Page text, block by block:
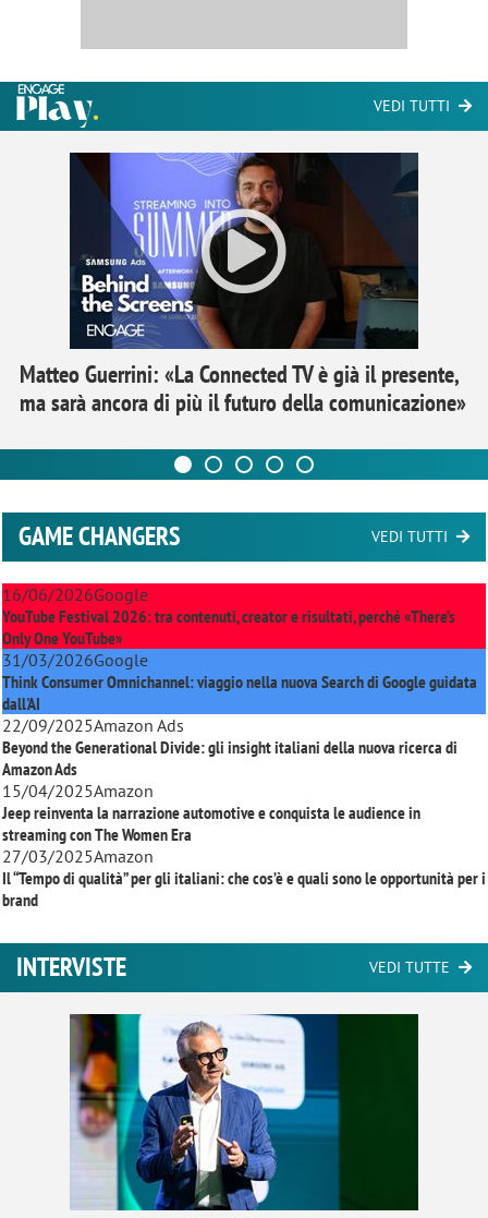
VEDI TUTTI
Matteo Guerrini: «La Connected TV è già il presente,
ma sarà ancora di più il futuro della comunicazione»
GAME CHANGERS VEDI TUTTI
16/06/2026Google
YouTube Festival 2026: tra contenuti, creator e risultati, perché «There’s
Only One YouTube»
31/03/2026Google
Think Consumer Omnichannel: viaggio nella nuova Search di Google guidata
dall'AI
22/09/2025Amazon Ads
Beyond the Generational Divide: gli insight italiani della nuova ricerca di
Amazon Ads
15/04/2025Amazon
Jeep reinventa la narrazione automotive e conquista le audience in
streaming conThe Women Era
27/03/2025Amazon
Il “Tempo di qualità” per gli italiani: che cos’è e quali sono le opportunità per i
brand
INTERVISTE VEDI TUTTE